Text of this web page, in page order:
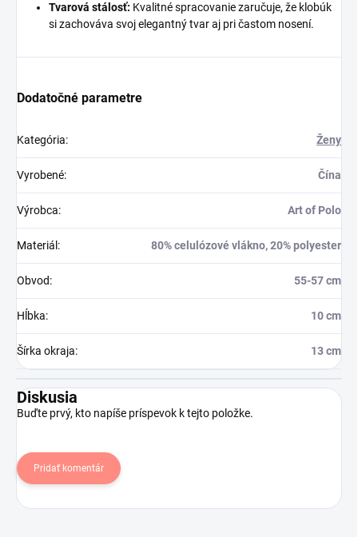
Tvarová stálosť: Kvalitné spracovanie zaručuje, že klobúk
si zachováva svoj elegantný tvar aj pri častom nosení.
Dodatočné parametre
Kategória: Ženy
Vyrobené: Čína
Výrobca: Art of Polo
Materiál : 80% celulózové vlákno, 20% polyester
Obvod: 55-57 cm
Hĺbka: 10 cm
Šírka okraja: 13 cm
Diskusia
Buďte prvý, kto napíše príspevok k tejto položke.
Pridať komentár